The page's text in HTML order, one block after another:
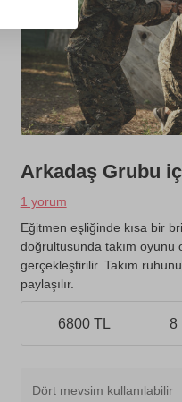
Arkadaş Grubu
1 yorum
Eğitmen eşliğinde kısa bir
doğrultusunda takım oyunu
gerçekleştirilir. Takım
paylaşılır.
6800 TL 8
Dört mevsim kullanılabilir